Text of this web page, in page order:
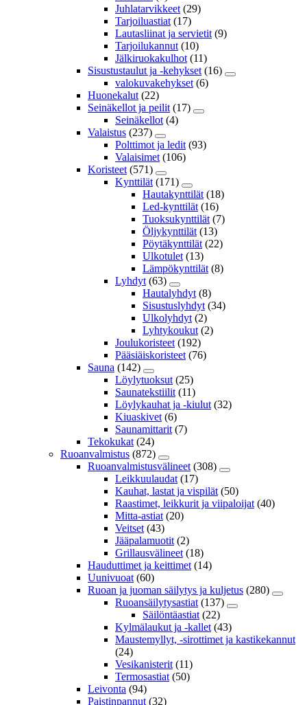
Juhlatarvikkeet (29)
Tarjoiluastiat (17)
Lautasliinat ja servietit (9)
Tarjoilukannut (10)
Jälkiruokakulhot (11)
Sisustustaulut ja -kehykset (16)
valokuvakehykset (6)
Huonekalut (22)
Seinäkellot ja peilit (17)
Seinäkellot (4)
Valaistus (237)
Polttimot ja ledit (93)
Valaisimet (106)
Koristeet (571)
Kynttilät (171)
Hautakynttilät (18)
Led-kynttilät (16)
Tuoksukynttilät (7)
Öljykynttilät (13)
Pöytäkynttilät (22)
Ulkotulet (13)
Lämpökynttilät (8)
Lyhdyt (63)
Hautalyhdyt (8)
Sisustuslyhdyt (34)
Ulkolyhdyt (2)
Lyhtykoukut (2)
Joulukoristeet (192)
Pääsiäiskoristeet (76)
Sauna (142)
Löylytuoksut (25)
Saunatekstiilit (11)
Löylykauhat ja -kiulut (32)
Kiuaskivet (6)
Saunamittarit (7)
Tekokukat (24)
Ruoanvalmistus (872)
Ruoanvalmistusvälineet (308)
Leikkuulaudat (17)
Kauhat, lastat ja vispilät (50)
Raastimet, leikkurit ja viipaloijat (40)
Mitta-astiat (20)
Veitset (43)
Jääpalamuotit (2)
Grillausvälineet (18)
Hauduttimet ja keittimet (14)
Uunivuoat (60)
Ruoan ja juoman säilytys ja kuljetus (280)
Ruoansäilytysastiat (137)
Säilöntäastiat (22)
Kylmälaukut ja -kallet (43)
Maustemyllyt, -sirottimet ja kastikekannut
(24)
Vesikanisterit (11)
Termosastiat (50)
Leivonta (94)
Paistinpannut (32)